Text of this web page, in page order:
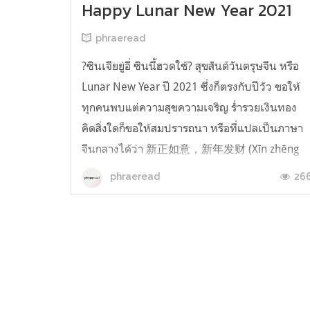
Happy Lunar New Year 2021
phraeread
?ซินเจียยู่อี่ ซินนี้ฮวดใช้? สุขสันต์วันตรุษจีน หรือ
Lunar New Year ปี 2021 ซึ่งก็ตรงกับปีวัว ขอให้
ทุกคนพบแต่ความสุขความเจริญ ร่ำรวยเงินทอง
คิดสิ่งใดก็ขอให้สมปรารถนา หรือที่แปลเป็นภาษา
จีนกลางได้ว่า 新正如意，新年发财 (Xīn zhēng
rúyì, xīnnián fācái) และสำหรับใครที่เป็นปีชงก็
อย่าลืมไปแก้ชงกันด้วยล่ะ ขอให้ป...
phraeread